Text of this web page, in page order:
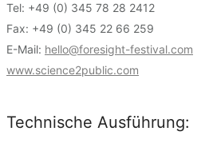
Tel: +49 (0) 345 78 28 2412
Fax: +49 (0) 345 22 66 259
E-Mail: hello@foresight-festival.com
www.science2public.com
Technische Ausführung: